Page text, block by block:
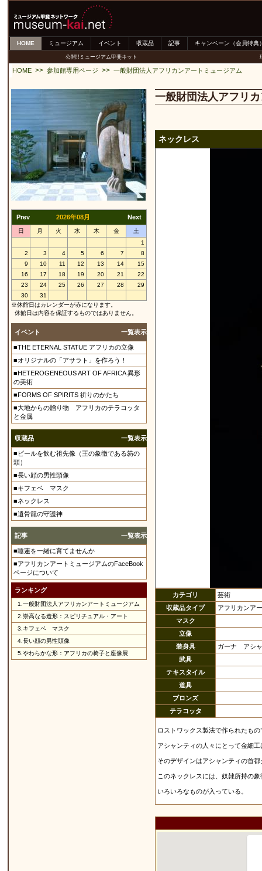
HOME ミュージアム イベント 収蔵品 記事 キャンペーン（会員特典
公開!!ミュージアム甲斐ネット
HOME >> 参加館専用ページ >> 一般財団法人アフリカンアートミュージアム
Prev 2026年08月 Next
日 月 火 水 木 金
土
1
2
3 4 5 6 7
8
9
10 11 12 13 14
15
16
17 18 19 20 21
22
23
24 25 26 27 28
29
30
31
※休館日はカレンダーが赤になります。
休館日は内容を保証するものではありません。
イベント 一覧表示
■THE ETERNAL STATUE アフリカの立像
■オリジナルの「アサラト」を作ろう！
■HETEROGENEOUS ART OF AFRICA 異形
の美術
■FORMS OF SPIRITS 祈りのかたち
■大地からの贈り物 アフリカのテラコッタ
と金属
収蔵品 一覧表示
■ビールを飲む祖先像（王の象徴である笏の
頭）
■長い顔の男性頭像
■キフェベ マスク
■ネックレス
■遺骨籠の守護神
記事 一覧表示
■睡蓮を一緒に育てませんか
■アフリカンアートミュージアムのFaceBook
ページについて
ランキング
1. 一般財団法人アフリカンアートミュージアム
2. 崇高なる造形：スピリチュアル・アート
3. キフェベ マスク
4. 長い顔の男性頭像
5. やわらかな形：アフリカの椅子と座像展
一般財団法人アフリ
ネックレス
カテゴリ
芸術
収蔵品タイプ
アフリカンア
マスク
立像
装身具
ガーナ アシ
武具
テキスタイル
道具
ブロンズ
テラコッタ
ロストワックス製法で作られたも
アシャンティの人々にとって金細
そのデザインはアシャンティの首
このネックレスには、奴隷所持の
いろいろなものが入っている。